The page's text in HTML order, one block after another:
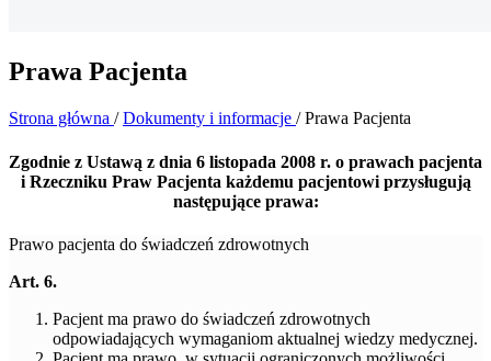
Prawa Pacjenta
Strona główna / Dokumenty i informacje / Prawa Pacjenta
Zgodnie z Ustawą z dnia 6 listopada 2008 r. o prawach pacjenta
i Rzeczniku Praw Pacjenta każdemu pacjentowi przysługują
następujące prawa:
Prawo pacjenta do świadczeń zdrowotnych
Art. 6.
Pacjent ma prawo do świadczeń zdrowotnych
odpowiadających wymaganiom aktualnej wiedzy medycznej.